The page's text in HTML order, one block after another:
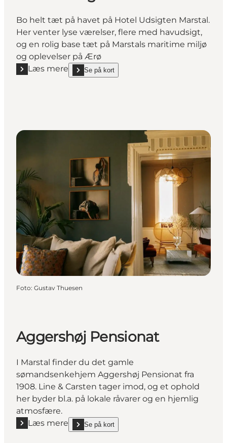
Bo helt tæt på havet på Hotel Udsigten Marstal.
Her venter lyse værelser, flere med havudsigt,
og en rolig base tæt på Marstals maritime miljø
og oplevelser på Ærø
Læs mere
Læs mere "Hotel Udsigten Marstal"
Se på kort
show Hotel Udsigten Marstal on_map
Foto: Gustav Thuesen
Aggershøj Pensionat
I Marstal finder du det gamle
sømandsenkehjem Aggershøj Pensionat fra
1908. Line & Carsten tager imod, og et ophold
her byder bl.a. på lokale råvarer og en hjemlig
atmosfære.
Læs mere
Læs mere "Aggershøj Pensionat"
Se på kort
show Aggershøj Pensionat on_map